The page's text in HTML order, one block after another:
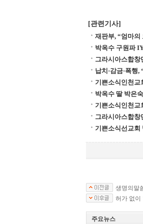
[관련기사]
재판부, “엄마의
박옥수 구원파
그라시아스합창
납치·감금·폭행
기쁜소식인천교
박옥수 딸 박은
기쁜소식인천교
그라시아스합창
기쁜소식선교회
생명의말
허가 없이
주요뉴스